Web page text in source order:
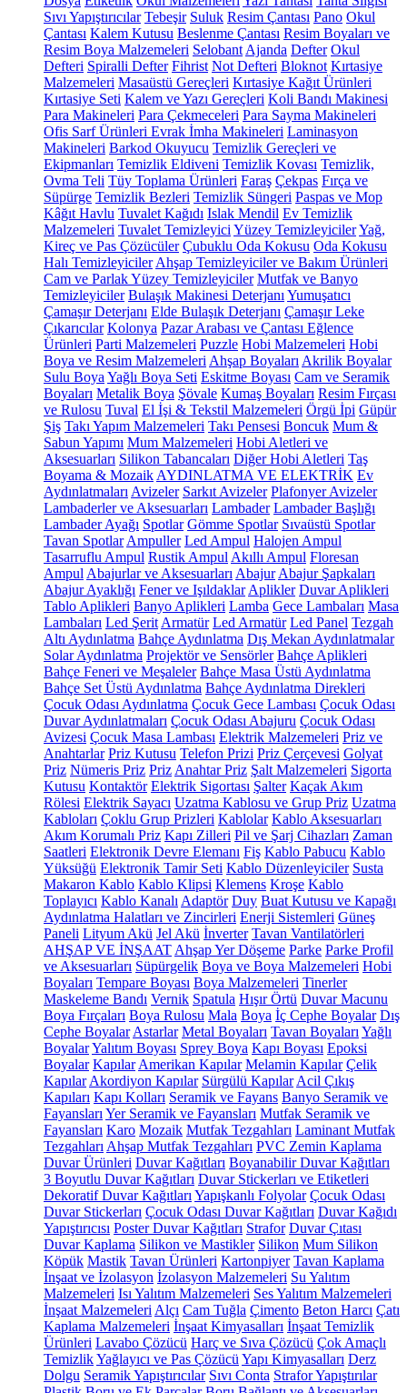
Sıvı Yapıştırıcılar Tebeşir Suluk Resim Çantası Pano Okul
Çantası Kalem Kutusu Beslenme Çantası Resim Boyaları ve
Resim Boya Malzemeleri Selobant Ajanda Defter Okul
Defteri Spiralli Defter Fihrist Not Defteri Bloknot Kırtasiye
Malzemeleri Masaüstü Gereçleri Kırtasiye Kağıt Ürünleri
Kırtasiye Seti Kalem ve Yazı Gereçleri Koli Bandı Makinesi
Para Makineleri Para Çekmeceleri Para Sayma Makineleri
Ofis Sarf Ürünleri Evrak İmha Makineleri Laminasyon
Makineleri Barkod Okuyucu Temizlik Gereçleri ve
Ekipmanları Temizlik Eldiveni Temizlik Kovası Temizlik,
Ovma Teli Tüy Toplama Ürünleri Faraş Çekpas Fırça ve
Süpürge Temizlik Bezleri Temizlik Süngeri Paspas ve Mop
Kâğıt Havlu Tuvalet Kağıdı Islak Mendil Ev Temizlik
Malzemeleri Tuvalet Temizleyici Yüzey TemizleyicilerYağ,
Kireç ve Pas Çözücüler Çubuklu Oda Kokusu Oda Kokusu
Halı Temizleyiciler Ahşap Temizleyiciler ve Bakım Ürünleri
Cam ve Parlak Yüzey Temizleyiciler Mutfak ve Banyo
Temizleyiciler Bulaşık Makinesi Deterjanı Yumuşatıcı
Çamaşır Deterjanı Elde Bulaşık Deterjanı Çamaşır Leke
Çıkarıcılar Kolonya Pazar Arabası ve Çantası Eğlence
Ürünleri Parti Malzemeleri Puzzle Hobi Malzemeleri Hobi
Boya ve Resim Malzemeleri Ahşap Boyaları Akrilik Boyalar
Sulu Boya Yağlı Boya Seti Eskitme Boyası Cam ve Seramik
Boyaları Metalik Boya Şövale Kumaş Boyaları Resim Fırçası
ve Rulosu Tuval El İşi & Tekstil Malzemeleri Örgü İpi Güpür
Şiş Takı Yapım Malzemeleri Takı Pensesi Boncuk Mum &
Sabun Yapımı Mum Malzemeleri Hobi Aletleri ve
Aksesuarları Silikon Tabancaları Diğer Hobi Aletleri Taş
Boyama & Mozaik AYDINLATMA VE ELEKTRİK Ev
Aydınlatmaları Avizeler Sarkıt Avizeler Plafonyer Avizeler
Lambaderler ve Aksesuarları Lambader Lambader Başlığı
Lambader Ayağı Spotlar Gömme Spotlar Sıvaüstü Spotlar
Tavan Spotlar Ampuller Led Ampul Halojen Ampul
Tasarruflu Ampul Rustik Ampul Akıllı Ampul Floresan
Ampul Abajurlar ve Aksesuarları Abajur Abajur Şapkaları
Abajur Ayaklığı Fener ve Işıldaklar Aplikler Duvar Aplikleri
Tablo Aplikleri Banyo Aplikleri Lamba Gece Lambaları Masa
Lambaları Led Şerit Armatür Led Armatür Led Panel Tezgah
Altı Aydınlatma Bahçe Aydınlatma Dış Mekan Aydınlatmalar
Solar Aydınlatma Projektör ve Sensörler Bahçe Aplikleri
Bahçe Feneri ve Meşaleler Bahçe Masa Üstü Aydınlatma
Bahçe Set Üstü Aydınlatma Bahçe Aydınlatma Direkleri
Çocuk Odası Aydınlatma Çocuk Gece Lambası Çocuk Odası
Duvar Aydınlatmaları Çocuk Odası Abajuru Çocuk Odası
Avizesi Çocuk Masa Lambası Elektrik Malzemeleri Priz ve
Anahtarlar Priz Kutusu Telefon Prizi Priz Çerçevesi Golyat
Priz Nümeris Priz Priz Anahtar Priz Şalt Malzemeleri Sigorta
Kutusu Kontaktör Elektrik Sigortası Şalter Kaçak Akım
Rölesi Elektrik Sayacı Uzatma Kablosu ve Grup Priz Uzatma
Kabloları Çoklu Grup Prizleri Kablolar Kablo Aksesuarları
Akım Korumalı Priz Kapı Zilleri Pil ve Şarj Cihazları Zaman
Saatleri Elektronik Devre Elemanı Fiş Kablo Pabucu Kablo
Yüksüğü Elektronik Tamir Seti Kablo Düzenleyiciler Susta
Makaron Kablo Kablo Klipsi Klemens Kroşe Kablo
Toplayıcı Kablo Kanalı Adaptör Duy Buat Kutusu ve Kapağı
Aydınlatma Halatları ve Zincirleri Enerji Sistemleri Güneş
Paneli Lityum Akü Jel Akü İnverter Tavan Vantilatörleri
AHŞAP VE İNŞAAT Ahşap Yer Döşeme Parke Parke Profil
ve Aksesuarları Süpürgelik Boya ve Boya Malzemeleri Hobi
Boyaları Tempare Boyası Boya Malzemeleri Tinerler
Maskeleme Bandı Vernik Spatula Hışır Örtü Duvar Macunu
Boya Fırçaları Boya Rulosu Mala Boya İç Cephe Boyalar Dış
Cephe Boyalar Astarlar Metal Boyaları Tavan Boyaları Yağlı
BoyalarYalıtım Boyası Sprey Boya Kapı Boyası Epoksi
Boyalar Kapılar Amerikan Kapılar Melamin Kapılar Çelik
Kapılar Akordiyon Kapılar Sürgülü Kapılar Acil Çıkış
Kapıları Kapı Kolları Seramik ve Fayans Banyo Seramik ve
Fayansları Yer Seramik ve Fayansları Mutfak Seramik ve
Fayansları Karo Mozaik Mutfak Tezgahları Laminant Mutfak
Tezgahları Ahşap Mutfak Tezgahları PVC Zemin Kaplama
Duvar Ürünleri Duvar Kağıtları Boyanabilir Duvar Kağıtları
3 Boyutlu Duvar Kağıtları Duvar Stickerları ve Etiketleri
Dekoratif Duvar Kağıtları Yapışkanlı Folyolar Çocuk Odası
Duvar Stickerları Çocuk Odası Duvar Kağıtları Duvar Kağıdı
Yapıştırıcısı Poster Duvar Kağıtları Strafor Duvar Çıtası
Duvar Kaplama Silikon ve Mastikler Silikon Mum Silikon
Köpük Mastik Tavan Ürünleri Kartonpiyer Tavan Kaplama
İnşaat ve İzolasyon İzolasyon Malzemeleri Su Yalıtım
Malzemeleri Isı Yalıtım Malzemeleri Ses Yalıtım Malzemeleri
İnşaat Malzemeleri Alçı Cam Tuğla Çimento Beton Harcı Çatı
Kaplama Malzemeleri İnşaat Kimyasalları İnşaat Temizlik
Ürünleri Lavabo Çözücü Harç ve Sıva Çözücü Çok Amaçlı
TemizlikYağlayıcı ve Pas Çözücü Yapı Kimyasalları Derz
Dolgu Seramik Yapıştırıcılar Sıvı Conta Strafor Yapıştırılar